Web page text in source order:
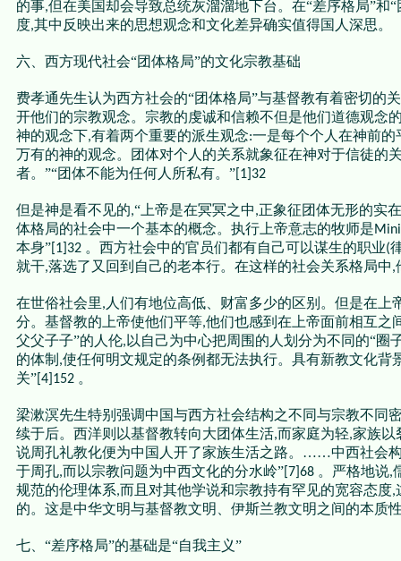
的事,但在美国却会导致总统灰溜溜地下台。在“差序格局”
度,其中反映出来的思想观念和文化差异确实值得国人深思。
六、西方现代社会“团体格局”的文化宗教基础
费孝通先生认为西方社会的“团体格局”与基督教有着密切的
开他们的宗教观念。宗教的虔诚和信赖不但是他们道德观念
神的观念下,有着两个重要的派生观念:一是每个个人在神前的
万有的神的观念。团体对个人的关系就象征在神对于信徒的
者。”“团体不能为任何人所私有。”[1]32
但是神是看不见的,“上帝是在冥冥之中,正象征团体无形的实在
体格局的社会中一个基本的概念。执行上帝意志的牧师是
本身”[1]32 。西方社会中的官员们都有自己可以谋生的职业(
就干,落选了又回到自己的老本行。在这样的社会关系格局中,
在世俗社会里, 人们有地位高低、财富多少的区别。但是在上
分。基督教的上帝使他们平等,他们也感到在上帝面前相互之
父父子子”的人伦, 以自己为中心把周围的人划分为不同的“圈
的体制 ,使任何明文规定的条例都无法执行。具有新教文化背
关”[4]152 。
梁漱溟先生特别强调中国与西方社会结构之不同与宗教不同
续于后。西洋则以基督教转向大团体生活,而家庭为轻,家族以
说周孔礼教化便为中国人开了家族生活之路。……中西社会
于周孔,而以宗教问题为中西文化的分水岭”[7]68 。严格地说,
规范的伦理体系,而且对其他学说和宗教持有罕见的宽容态度,
的。这是中华文明与基督教文明、伊斯兰教文明之间的本质
七、“差序格局”的基础是“自我主义”